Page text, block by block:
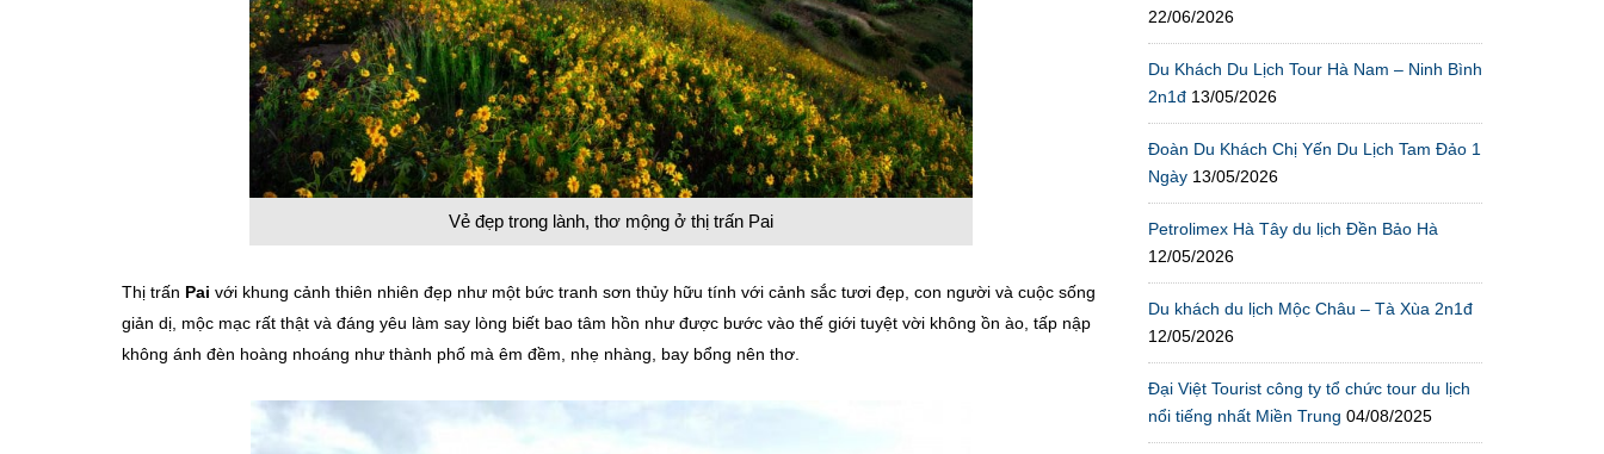
Vẻ đẹp trong lành, thơ mộng ở thị trấn Pai
Thị trấn Pai với khung cảnh thiên nhiên đẹp như một bức tranh sơn thủy hữu tính với cảnh sắc tươi đẹp, con người và cuộc sống
giản dị, mộc mạc rất thật và đáng yêu làm say lòng biết bao tâm hồn như được bước vào thế giới tuyệt vời không ồn ào, tấp nập
không ánh đèn hoàng nhoáng như thành phố mà êm đềm, nhẹ nhàng, bay bổng nên thơ.
22/06/2026
Du Khách Du Lịch Tour Hà Nam – Ninh Bình
2n1đ 13/05/2026
Đoàn Du Khách Chị Yến Du Lịch Tam Đảo 1
Ngày 13/05/2026
Petrolimex Hà Tây du lịch Đền Bảo Hà
12/05/2026
Du khách du lịch Mộc Châu – Tà Xùa 2n1đ
12/05/2026
Đại Việt Tourist công ty tổ chức tour du lịch
nổi tiếng nhất Miền Trung 04/08/2025